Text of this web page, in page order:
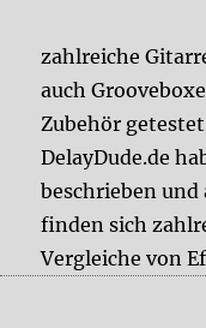
zahlreiche
auch
Zubehör
DelayDude.de
beschrieben
finden sich
Vergleiche von